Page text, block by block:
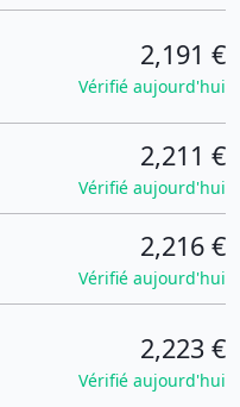
2,191 €
Vérifié aujourd'hui
2,211 €
Vérifié aujourd'hui
2,216 €
Vérifié aujourd'hui
2,223 €
Vérifié aujourd'hui